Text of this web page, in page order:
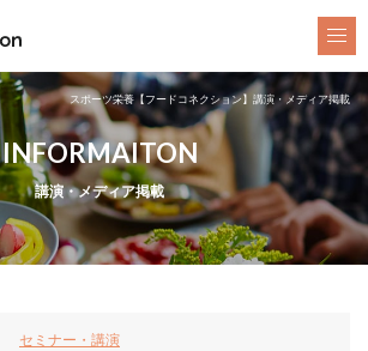
スポーツ栄養【フードコネクション】講演・メディア掲載
INFORMAITON
講演・メディア掲載
セミナー・講演